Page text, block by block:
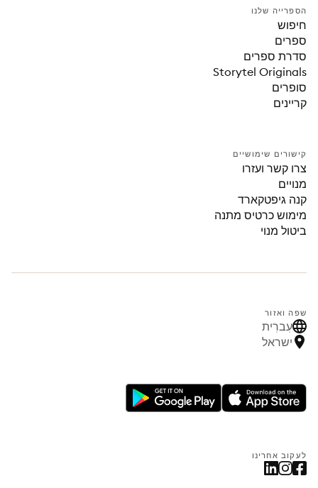
הספרייה שלנו
חיפוש
ספרים
סדרת ספרים
Storytel Originals
סופרים
קריינים
קישורים שימושיים
צרו קשר ועזרו
מנויים
קנה גיפטקארד
מימוש כרטיס מתנה
ביטול מנוי
שפה ואזור
עִברִית
ישראל
לעקוב אחרינו